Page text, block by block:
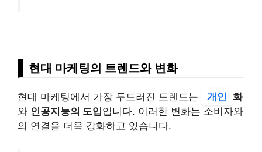
현대 마케팅의 트렌드와 변화
현대 마케팅에서 가장 두드러진 트렌드는 개인 화
와 인공지능의 도입입니다. 이러한 변화는 소비자와
의 연결을 더욱 강화하고 있습니다.